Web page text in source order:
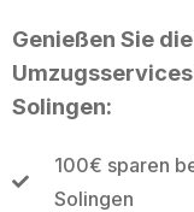
Genießen Sie
Solingen:
100€ sparen
Solingen